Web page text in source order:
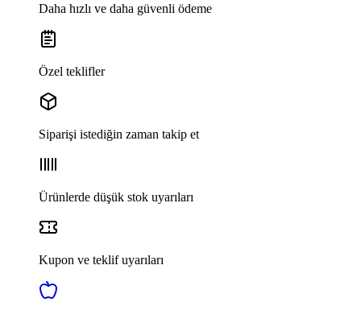
Daha hızlı ve daha güvenli ödeme
Özel teklifler
Siparişi istediğin zaman takip et
Ürünlerde düşük stok uyarıları
Kupon ve teklif uyarıları